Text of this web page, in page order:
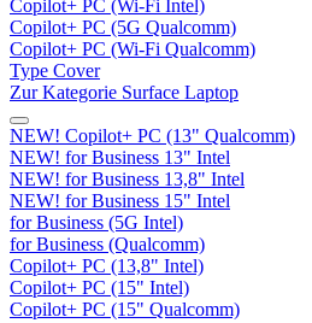
Copilot+ PC (Wi-Fi Intel)
Copilot+ PC (5G Qualcomm)
Copilot+ PC (Wi-Fi Qualcomm)
Type Cover
Zur Kategorie Surface Laptop
NEW! Copilot+ PC (13" Qualcomm)
NEW! for Business 13" Intel
NEW! for Business 13,8" Intel
NEW! for Business 15" Intel
for Business (5G Intel)
for Business (Qualcomm)
Copilot+ PC (13,8" Intel)
Copilot+ PC (15" Intel)
Copilot+ PC (15" Qualcomm)